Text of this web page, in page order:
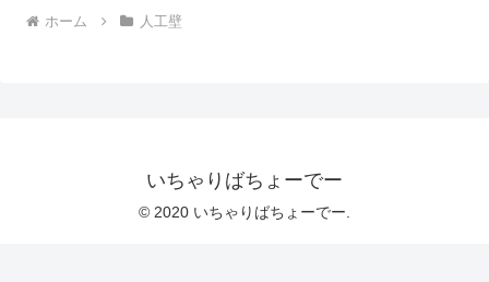
ホーム 人工壁
いちゃりばちょーでー
© 2020 いちゃりばちょーでー.